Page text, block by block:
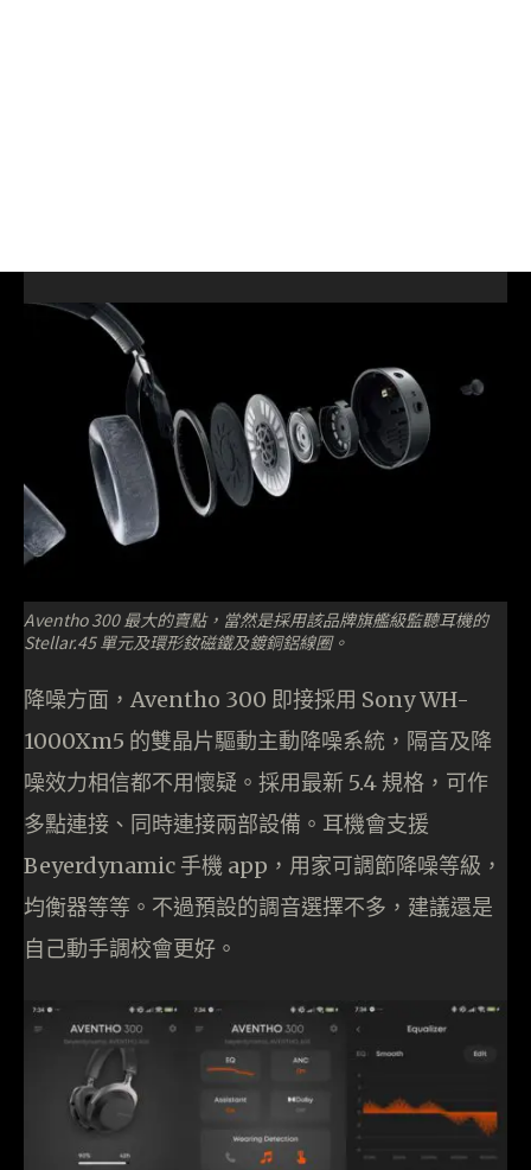
Aventho 300 最大的賣點，當然是採用該品牌旗艦級監聽耳機的
Stellar.45 單元及環形釹磁鐵及鍍銅鋁線圈。
降噪方面，Aventho 300 即接採用 Sony WH-
1000Xm5 的雙晶片驅動主動降噪系統，隔音及降
噪效力相信都不用懷疑。採用最新 5.4 規格，可作
多點連接、同時連接兩部設備。耳機會支援
Beyerdynamic 手機 app，用家可調節降噪等級，
均衡器等等。不過預設的調音選擇不多，建議還是
自己動手調校會更好。